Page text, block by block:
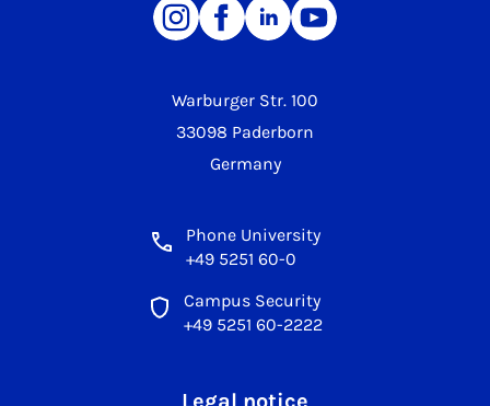
Warburger Str. 100
33098 Paderborn
Germany
Phone University
+49 5251 60-0
Campus Security
+49 5251 60-2222